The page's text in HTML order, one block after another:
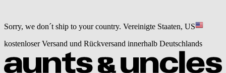
Sorry, we don´t ship to your country. Vereinigte Staaten, US
kostenloser Versand und Rückversand innerhalb Deutschlands